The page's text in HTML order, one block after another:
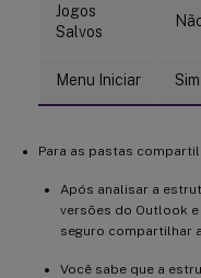
Jogos
Salvos
Menu Iniciar Sim
Para as pastas
Após analisar a
versões do Outlook
seguro compartilhar
Você sabe que a